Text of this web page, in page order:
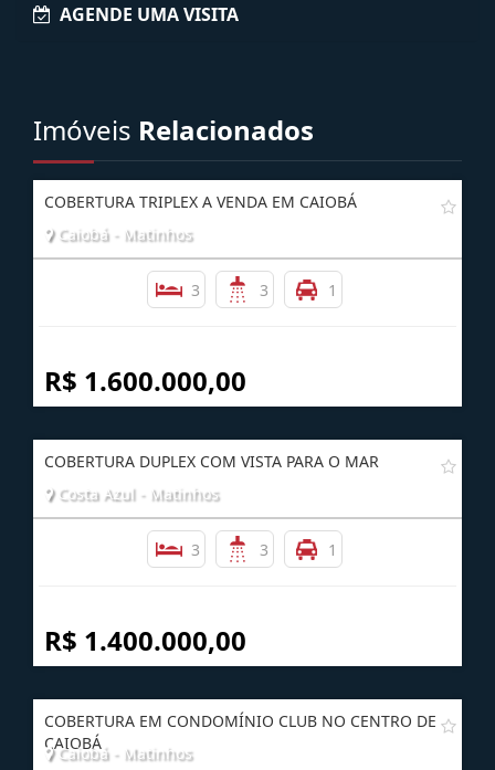
Enviar Interesse
Imóveis Relacionados
COBERTURA TRIPLEX A VENDA EM CAIOBÁ
3
R$ 1.600.000,00
COBERTURA DUPLEX COM VISTA PARA O MAR
3
R$ 1.400.000,00